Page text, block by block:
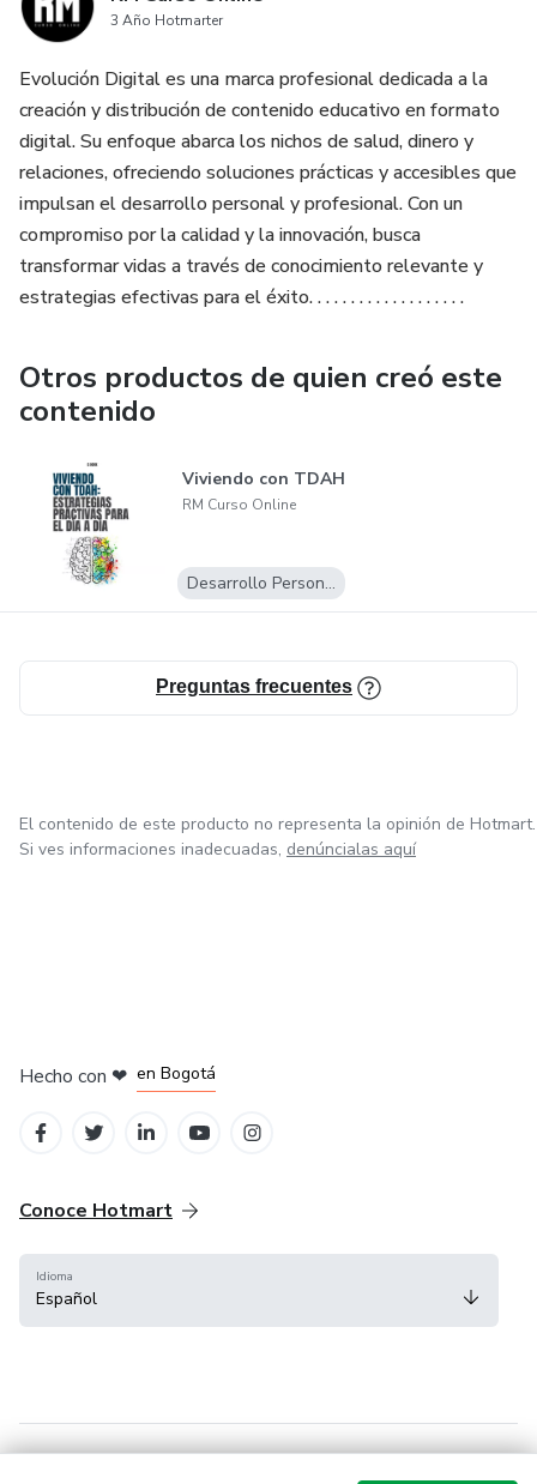
3 Año Hotmarter
Evolución Digital es una marca profesional dedicada a la
creación y distribución de contenido educativo en formato
digital. Su enfoque abarca los nichos de salud, dinero y
relaciones, ofreciendo soluciones prácticas y accesibles que
impulsan el desarrollo personal y profesional. Con un
compromiso por la calidad y la innovación, busca
transformar vidas a través de conocimiento relevante y
estrategias efectivas para el éxito. . . . . . . . . . . . . . . . . . .
Otros productos de quien creó este
contenido
Viviendo con TDAH
RM Curso Online
Desarrollo Personal
Preguntas frecuentes
El contenido de este producto no representa la opinión de Hotmart.
Si ves informaciones inadecuadas, denúncialas aquí
Hecho con ❤ en Bogotá
Conoce Hotmart
Idioma
Español